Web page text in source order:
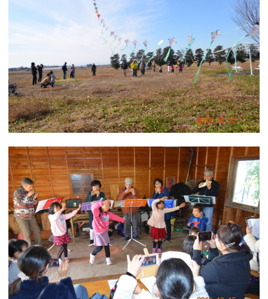
新着情報 音声読み上げ
会員登録
お問い合わせ
つながる・支援する
会員紹介
マッチング掲示板
お金を寄付する（埼玉県社会福祉協議会HP）
居場所づくりアドバイザー
資料・動画
助成金情報